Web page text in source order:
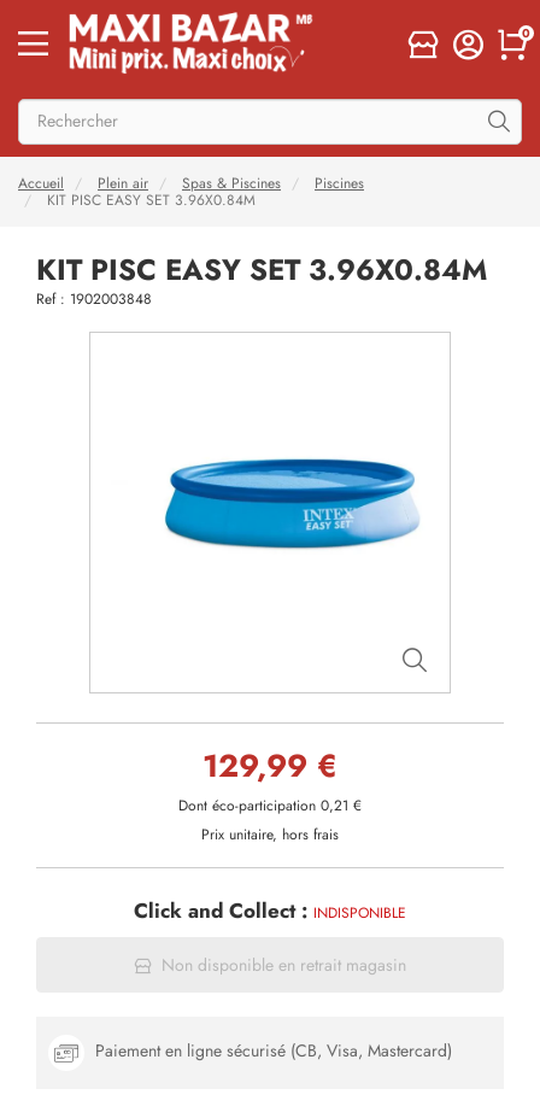
0
Accueil Plein air Spas & Piscines
Piscines
KIT PISC EASY SET 3.96X0.84M
KIT PISC EASY SET 3.96X0.84M
Ref : 1902003848
129,99 €
Dont éco-participation 0,21 €
Prix unitaire, hors frais
Click and Collect : INDISPONIBLE
Non disponible en retrait magasin
Paiement en ligne sécurisé (CB, Visa, Mastercard)